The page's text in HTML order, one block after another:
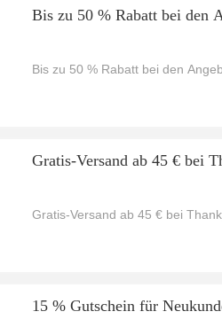
Bis zu 50 % Rabatt bei den
Bis zu 50 % Rabatt bei den
Gratis-Versand ab 45 € bei
Gratis-Versand ab 45 € bei
15 % Gutschein für